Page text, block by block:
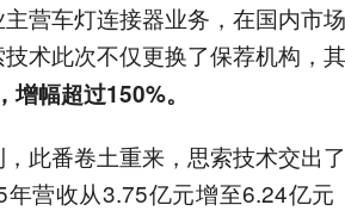
营车灯连接器业务，在国内市场
术此次不仅更换了保荐机构，
幅超过150%。
此番卷土重来，思索技术交出
营收从3.75亿元增至6.24亿元